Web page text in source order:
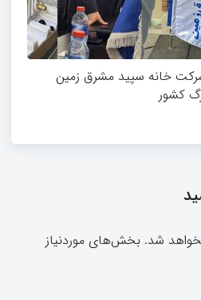
شرکت خانه سپید مشرق زمین
کشور
شد. بخش‌های موردنیاز